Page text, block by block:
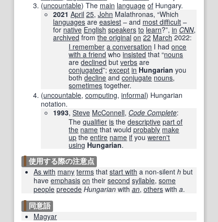
(uncountable) The main language of Hungary.
2021 April 25, John Malathronas, “Which
languages are easiest – and most difficult –
for native English speakers to learn?”, in CNN‎,
archived from the original on 22 March 2022:
I remember a conversation I hadonce
with a friend whoinsisted that “nouns
aredeclined butverbs are
conjugated”;except in Hungarian you
bothdecline andconjugate nouns,
sometimes together.
(uncountable, computing, informal) Hungarian
notation.
1993, Steve McConnell, Code Complete:
Thequalifier is thedescriptive part of
the name that wouldprobably make
up theentire name if youweren't
using Hungarian.
使用する際の注意点
As with many terms that start with a non-silent h but
have emphasis on their second syllable, some
people precede Hungarian with an, others with a.
同意語
Magyar